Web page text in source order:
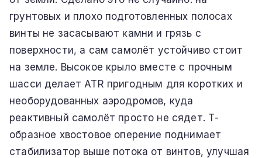
грунтовых и плохо подготовленных полосах
винты не засасывают камни и грязь с
поверхности, а сам самолёт устойчиво стоит
на земле. Высокое крыло вместе с прочным
шасси делает ATR пригодным для коротких и
необорудованных аэродромов, куда
реактивный самолёт просто не сядет. Т-
образное хвостовое оперение поднимает
стабилизатор выше потока от винтов, улучшая